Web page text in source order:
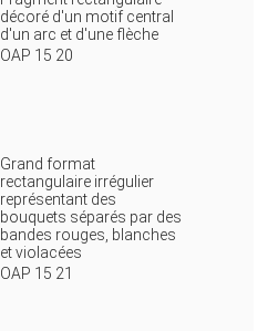
décoré d'un motif central
d'un arc et d'une flèche
OAP 15 20
Grand format
rectangulaire irrégulier
représentant des
bouquets séparés par des
bandes rouges, blanches
et violacées
OAP 15 21